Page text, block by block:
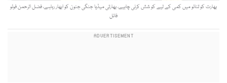
بھارت کو تنائو میں کمی کے لیے کو شش کرنی چاہیے، بھارتی میڈیا جنگی جنون کو ابھار رہاہے، فضل الرحمن فوٹو
فائل